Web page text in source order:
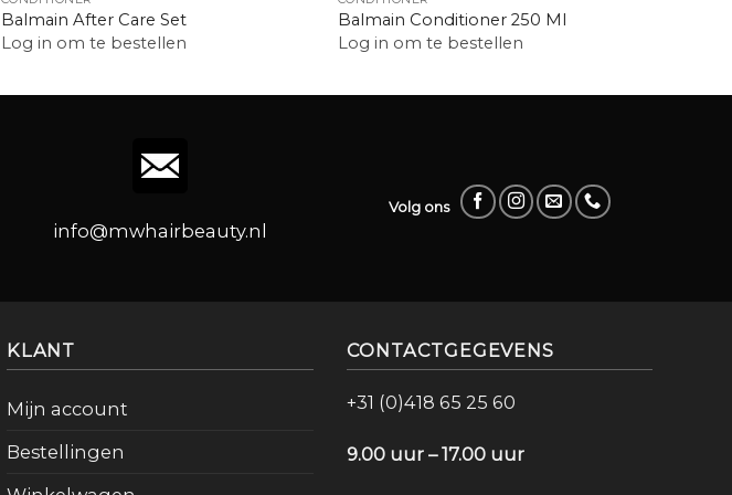
Balmain After Care Set
Log in om te bestellen
Balmain Conditioner 250 Ml
Log in om te bestellen
info@mwhairbeauty.nl
Volg ons
KLANT
Mijn account
Bestellingen
CONTACTGEGEVENS
+31 (0)418 65 25 60
9.00 uur – 17.00 uur